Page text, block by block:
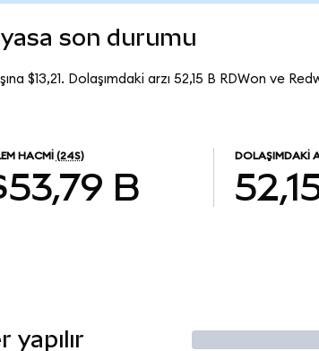
son durumu
$13,21. Dolaşımdaki arzı 52,15 B RDWon ve
HACMI (24S)
B
DOLAŞIMDAKI
İşlem Yap